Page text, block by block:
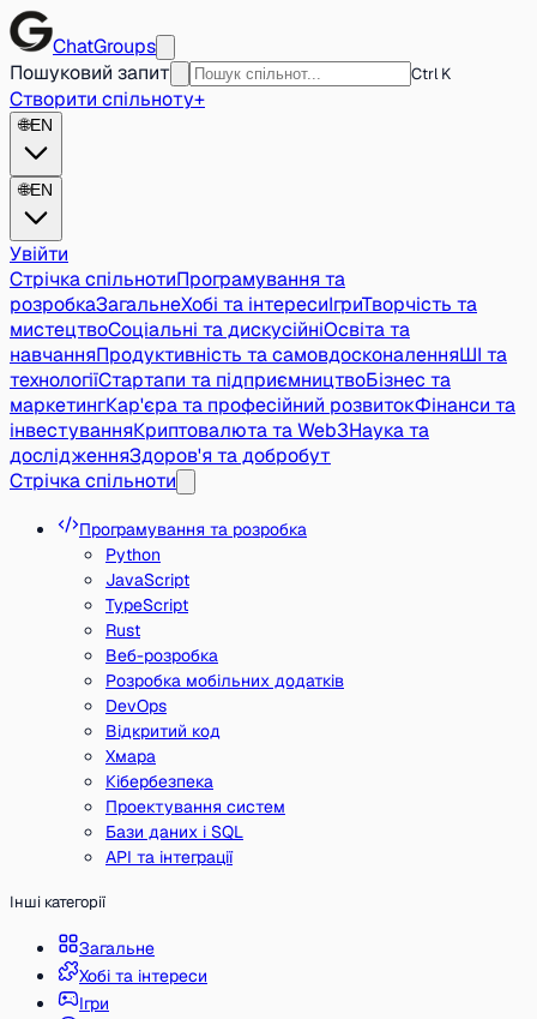
ChatGroups
Пошуковий запит
Ctrl K
Створити спільноту+
🌐EN
🌐EN
Увійти
Стрічка спільнотиПрограмування та
розробкаЗагальнеХобі та інтересиІгриТворчість та
мистецтвоСоціальні та дискусійніОсвіта та
навчанняПродуктивність та самовдосконаленняШІ та
технологіїСтартапи та підприємництвоБізнес та
маркетингКар'єра та професійний розвитокФінанси та
інвестуванняКриптовалюта та Web3Наука та
дослідженняЗдоров'я та добробут
Стрічка спільноти
Програмування та розробка
Python
JavaScript
TypeScript
Rust
Веб-розробка
Розробка мобільних додатків
DevOps
Відкритий код
Хмара
Кібербезпека
Проектування систем
Бази даних і SQL
API та інтеграції
Інші категорії
Загальне
Хобі та інтереси
Ігри